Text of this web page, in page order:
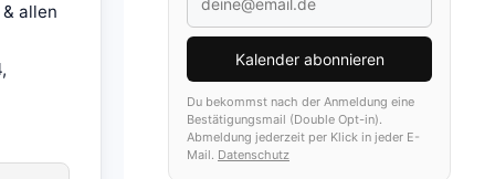
allen
Kalender abonnieren
Du bekommst nach der Anmeldung eine
Bestätigungsmail (Double Opt-in).
Abmeldung jederzeit per Klick in jeder E-
Mail. Datenschutz